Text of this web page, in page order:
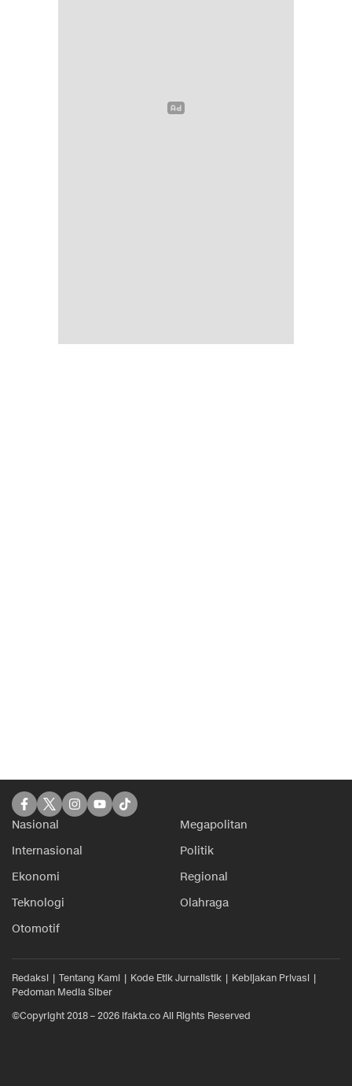
Nasional
Megapolitan
Internasional
Politik
Ekonomi
Regional
Teknologi
Olahraga
Otomotif
Redaksi Tentang Kami Kode Etik Jurnalistik
Kebijakan Privasi
Pedoman Media Siber
©Copyright 2018 – 2026 ifakta.co All Rights Reserved